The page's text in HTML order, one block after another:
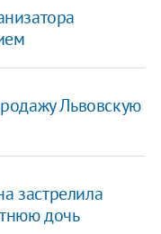
Львовскую
застрелила
дочь